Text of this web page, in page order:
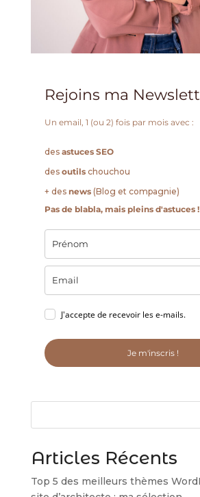
Rejoins ma
Un email, 1 (ou 2) fois par mois avec :
des astuces SEO
des outilschouchou
+ des news(Blog et compagnie)
Pas de blabla, mais pleins d'astuces !
J'accepte de recevoir les e-mails.
Je m'inscris !
Articles Récents
Top 5 des meilleurs thèmes